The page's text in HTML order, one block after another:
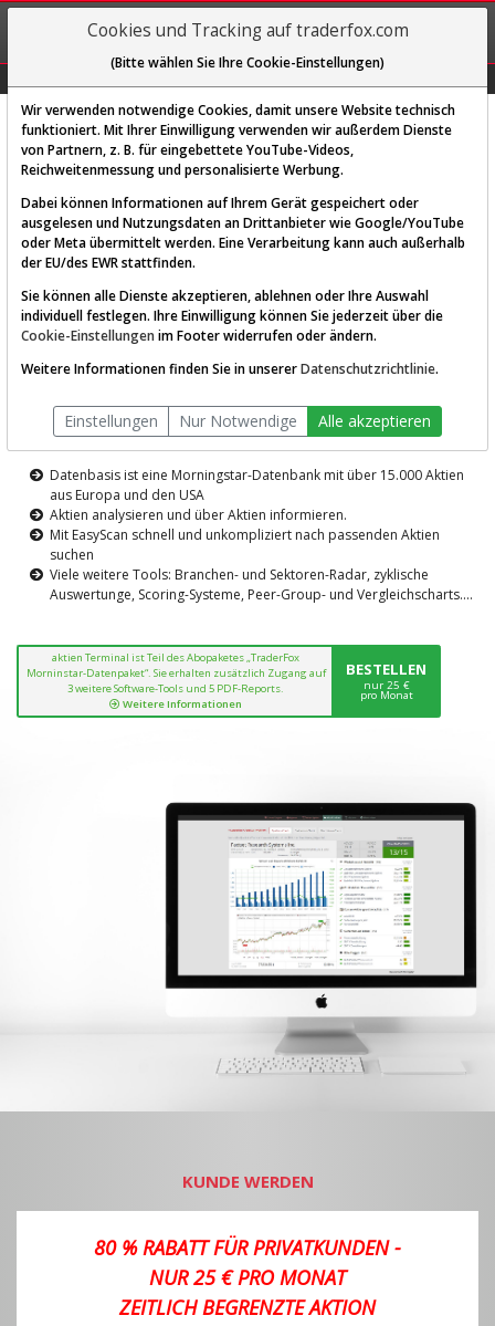
REGIS-
TRIEREN
Diese Funktion ist nur für
AKTIEN-TERMINAL
Die Aktienanalyse-Plattform von
TraderFox
Datenbasis ist eine Morningstar-Datenbank mit über 15.000 Aktien
aus Europa und den USA
Aktien analysieren und über Aktien informieren.
Mit EasyScan schnell und unkompliziert nach passenden Aktien
suchen
Viele weitere Tools: Branchen- und Sektoren-Radar, zyklische
Auswertunge, Scoring-Systeme, Peer-Group- und Vergleichscharts....
aktien Terminal ist Teil des Abopaketes „TraderFox
Morninstar-Datenpaket“. Sie erhalten zusätzlich Zugang auf
3 weitere Software-Tools und 5 PDF-Reports.
Weitere Informationen
BESTELLEN
nur 25 €
pro Monat
KUNDE WERDEN
80 % RABATT FÜR PRIVATKUNDEN -
NUR 25 € PRO MONAT
ZEITLICH BEGRENZTE AKTION
Cookies und Tracking auf traderfox.com
(Bitte wählen Sie Ihre Cookie-Einstellungen)
Wir verwenden notwendige Cookies, damit unsere Website technisch
funktioniert. Mit Ihrer Einwilligung verwenden wir außerdem Dienste
von Partnern, z. B. für eingebettete YouTube-Videos,
Reichweitenmessung und personalisierte Werbung.
Dabei können Informationen auf Ihrem Gerät gespeichert oder
ausgelesen und Nutzungsdaten an Drittanbieter wie Google/YouTube
oder Meta übermittelt werden. Eine Verarbeitung kann auch außerhalb
der EU/des EWR stattfinden.
Sie können alle Dienste akzeptieren, ablehnen oder Ihre Auswahl
individuell festlegen. Ihre Einwilligung können Sie jederzeit über die
Cookie-Einstellungen im Footer widerrufen oder ändern.
Weitere Informationen finden Sie in unsererDatenschutzrichtlinie.
Einstellungen Nur Notwendige Alle akzeptieren